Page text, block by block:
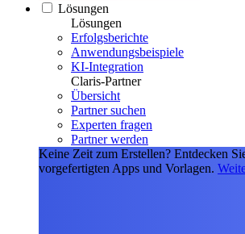
Lösungen
Lösungen
Erfolgsberichte
Anwendungsbeispiele
KI-Integration
Claris-Partner
Übersicht
Partner suchen
Experten fragen
Partner werden
Keine Zeit zum Erstellen? Entdecken
vorgefertigten Apps und Vorlagen.